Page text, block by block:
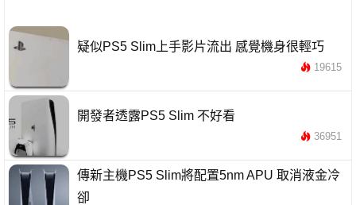
疑似PS5 Slim上手影片流出 感覺機身很輕巧
19615
開發者透露PS5 Slim 不好看
36951
傳新主機PS5 Slim將配置5nm APU 取消液金冷
卻